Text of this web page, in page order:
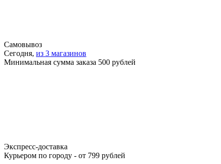
Самовывоз
Сегодня, из 3 магазинов
Минимальная сумма заказа 500 рублей
Экспресс-доставка
Курьером по городу - от 799 рублей